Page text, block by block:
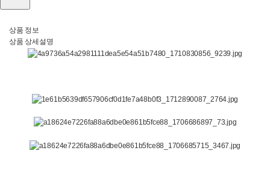
상품 정보
상품 상세설명